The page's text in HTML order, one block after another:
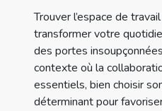
Trouver l’espace de
transformer votre
des portes
contexte où la
essentiels, bien choisir
déterminant pour